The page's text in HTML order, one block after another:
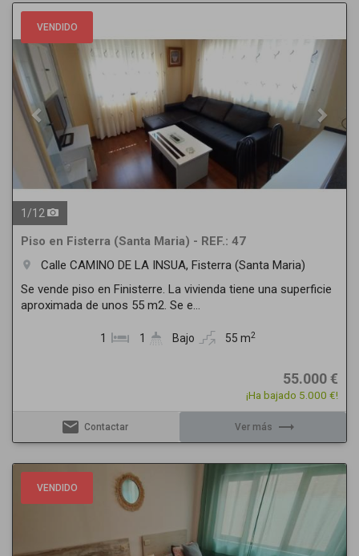
VENDIDO
Previous Next
1 /12
Piso en Fisterra (Santa Maria) - REF.: 47
room
Calle CAMINO DE LA INSUA, Fisterra (Santa Maria)
Se vende piso en Finisterre. La vivienda tiene una superficie
aproximada de unos 55 m2. Se e...
1 1 Bajo 55 m2
55.000 €
¡Ha bajado 5.000 €!
email Contactar Ver más trending_flat
VENDIDO
Previous Next